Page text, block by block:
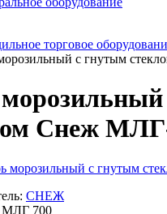
торговое
с гнутым
Снеж
СНЕЖ
МЛГ 700